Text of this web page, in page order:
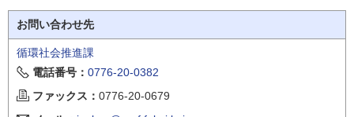
お問い合わせ先
循環社会推進課
電話番号： 0776-20-0382
ファックス： 0776-20-0679